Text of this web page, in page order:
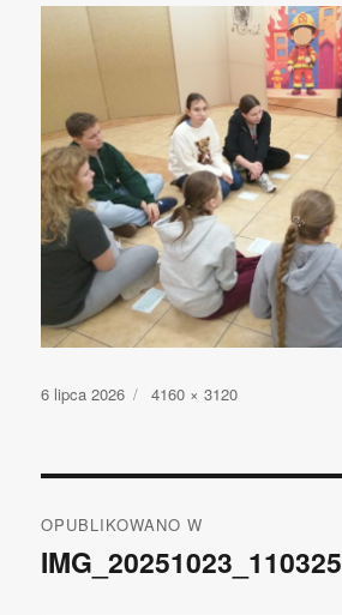
Opublikowano
6 lipca 2026
Pełny
4160 × 3120
wpisu
OPUBLIKOWANO W
IMG_20251023_110325